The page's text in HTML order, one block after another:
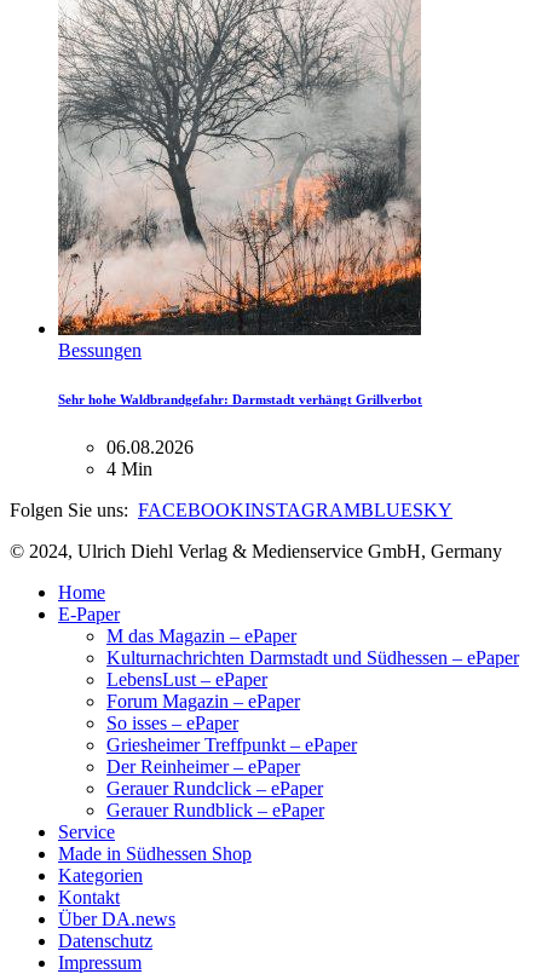
Bessungen
Sehr hohe Waldbrandgefahr: Darmstadt verhängt Grillverbot
06.08.2026
4 Min
Folgen Sie uns: FACEBOOKINSTAGRAMBLUESKY
© 2024, Ulrich Diehl Verlag & Medienservice GmbH, Germany
Home
E-Paper
M das Magazin – ePaper
Kulturnachrichten Darmstadt und Südhessen – ePaper
LebensLust – ePaper
Forum Magazin – ePaper
So isses – ePaper
Griesheimer Treffpunkt – ePaper
Der Reinheimer – ePaper
Gerauer Rundclick – ePaper
Gerauer Rundblick – ePaper
Service
Made in Südhessen Shop
Kategorien
Kontakt
Über DA.news
Datenschutz
Impressum